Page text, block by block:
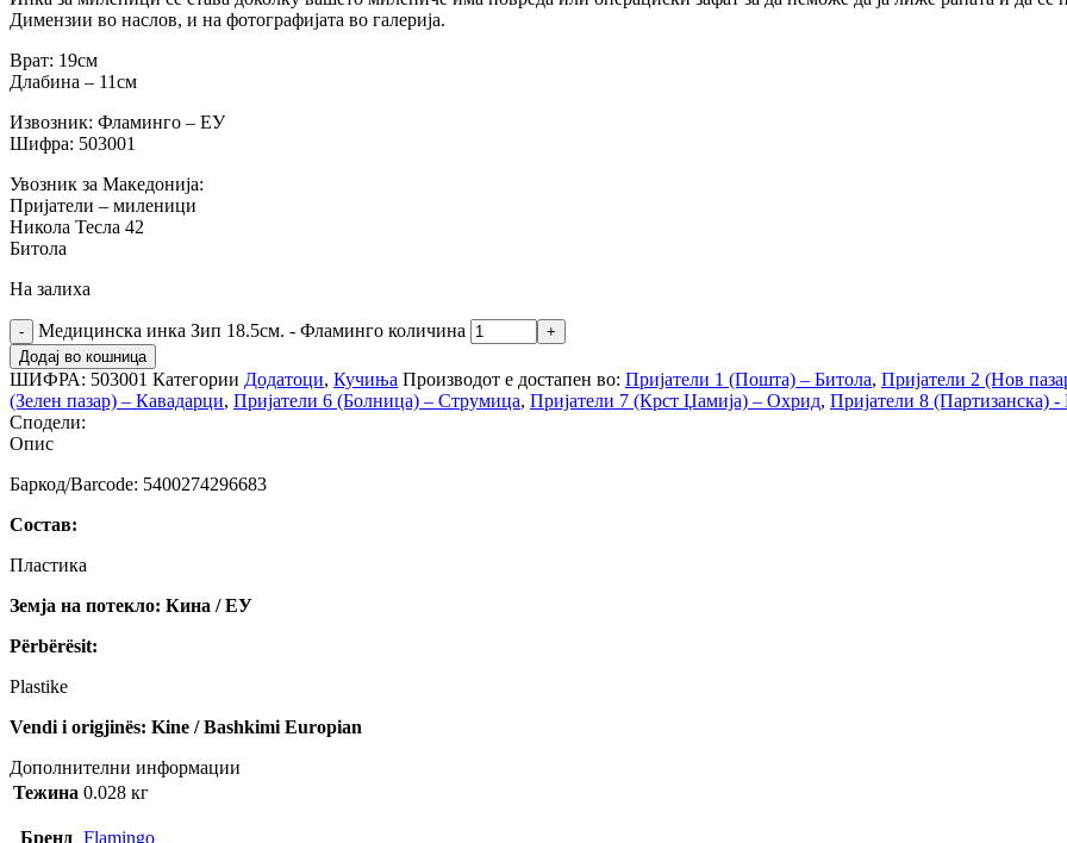
Димензии во наслов, и на фотографијата во галерија.
Врат: 19см
Длабина – 11см
Извозник: Фламинго – ЕУ
Шифра: 503001
Увозник за Македонија:
Пријатели – миленици
Никола Тесла 42
Битола
На залиха
Медицинска инка Зип 18.5см. - Фламинго количина
Додај во кошница
ШИФРА: 503001 Категории Додатоци, Кучиња Производот е достапен во: Пријатели 1 (Пошта) – Битола, Пријатели 2 (Нов
(Зелен пазар) – Кавадарци, Пријатели 6 (Болница) – Струмица, Пријатели 7 (Крст Џамија) – Охрид, Пријатели 8 (Партизанска) -
Сподели:
Опис
Баркод/Barcode: 5400274296683
Состав:
Пластика
Земја на потекло: Кина / ЕУ
Përbërësit:
Plastike
Vendi i origjinës: Kine / Bashkimi Europian
Дополнителни информации
Тежина 0.028 кг
Бренд Flamingo